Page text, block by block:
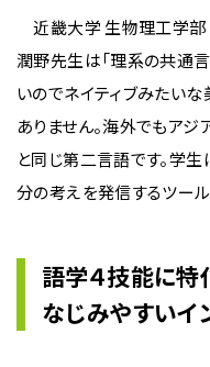
近畿大学 生物理工学部
潤野先生は「理系の共通
いのでネイティブみたい
ありません。海外でもア
と同じ第二言語です。学
分の考えを発信するツール
語学４技能に特
なじみやすいイ